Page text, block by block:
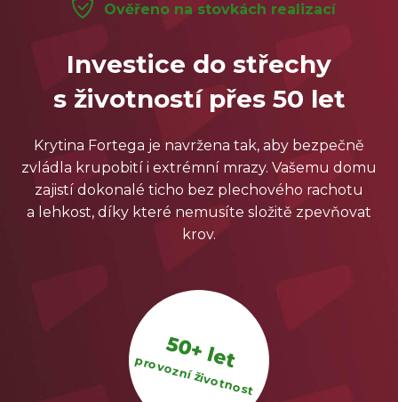
Ověřeno na stovkách realizací
Investice do střechy
s životností přes 50 let
Krytina Fortega je navržena tak, aby bezpečně
zvládla krupobití i extrémní mrazy. Vašemu domu
zajistí dokonalé ticho bez plechového rachotu
a lehkost, díky které nemusíte složitě zpevňovat
krov.
50+ let
provozní životnost